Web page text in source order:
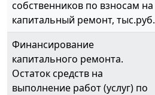
собственников по взносам на
капитальный ремонт, тыс.руб.
Финансирование
капитального ремонта.
Остаток средств на
выполнение работ (услуг) по